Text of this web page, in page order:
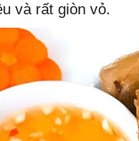
và rất giòn vỏ.